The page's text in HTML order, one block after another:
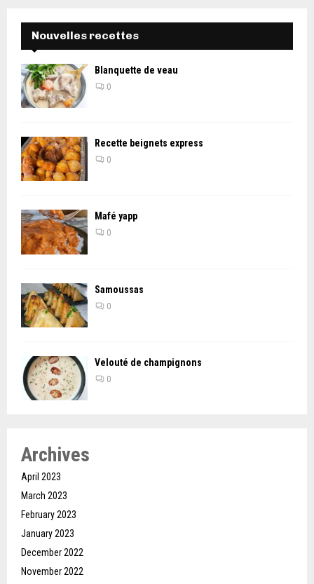
Nouvelles recettes
Blanquette de veau
0
Recette beignets express
0
Mafé yapp
0
Samoussas
0
Velouté de champignons
0
Archives
April 2023
March 2023
February 2023
January 2023
December 2022
November 2022